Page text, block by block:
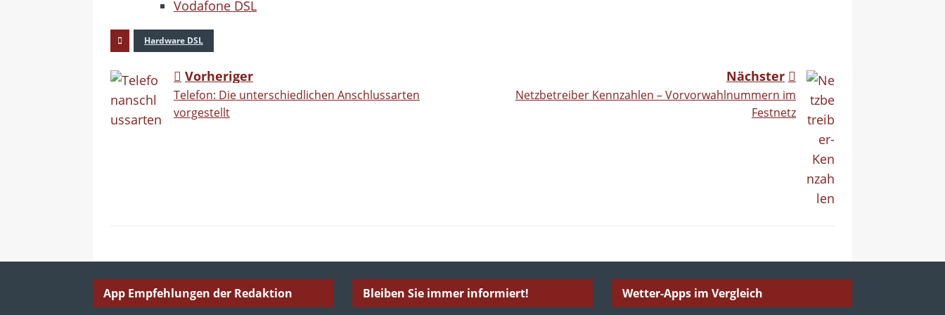
Vodafone DSL
Hardware DSL
Vorheriger
Telefon: Die unterschiedlichen Anschlussarten
vorgestellt
Nächster
Netzbetreiber Kennzahlen – Vorvorwahlnummern im
Festnetz
App Empfehlungen der Redaktion Bleiben Sie immer informiert! Wetter-Apps im Vergleich